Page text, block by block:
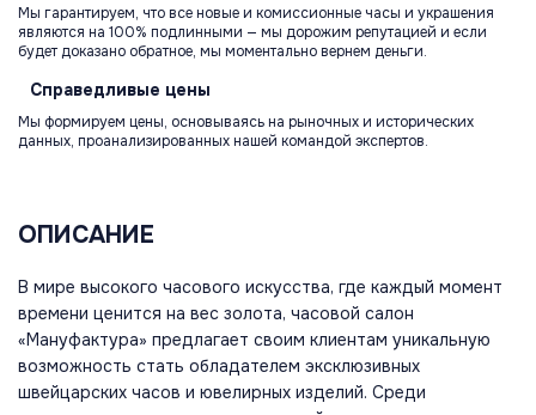
Мы гарантируем, что все новые и комиссионные часы и украшения
являются на 100% подлинными — мы дорожим репутацией и если
будет доказано обратное, мы моментально вернем деньги.
Справедливые цены
Мы формируем цены, основываясь на рыночных и исторических
данных, проанализированных нашей командой экспертов.
ОПИСАНИЕ
В мире высокого часового искусства, где каждый момент
времени ценится на вес золота, часовой салон
«Мануфактура» предлагает своим клиентам уникальную
возможность стать обладателем эксклюзивных
швейцарских часов и ювелирных изделий. Среди